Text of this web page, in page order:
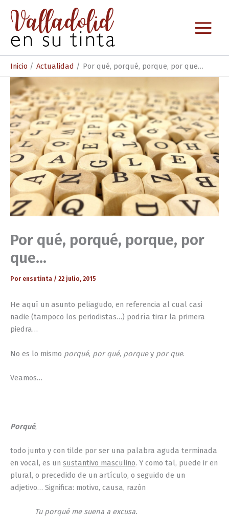
contenido
Inicio Actualidad Por qué, porqué, porque, por que…
Por qué, porqué, porque, por
que…
Por ensutinta / 22 julio, 2015
He aquí un asunto peliagudo, en referencia al cual casi
nadie (tampoco los periodistas…) podría tirar la primera
piedra…
No es lo mismo porqué, por qué, porquey por que.
Veamos…
Porqué,
todo junto y con tilde por ser una palabra aguda terminada
en vocal, es un sustantivo masculino. Y como tal, puede ir en
plural, o precedido de un artículo, o seguido de un
adjetivo… Significa: motivo, causa, razón
Tu porqué me suena a excusa.